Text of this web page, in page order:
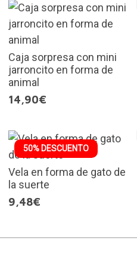
Caja sorpresa con mini
jarroncito en forma de
animal
14,90€
50% DESCUENTO
Vela en forma de gato de
la suerte
9,48€